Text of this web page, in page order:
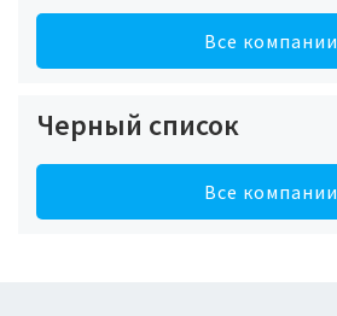
Все компании
Черный список
Все компании